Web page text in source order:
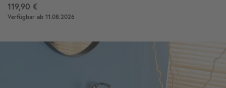
119,90 €
Verfügbar ab 11.08.2026